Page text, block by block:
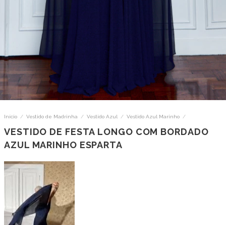
Início / Vestido de Madrinha / Vestido Azul / Vestido Azul Marinho /
VESTIDO DE FESTA LONGO COM BORDADO
AZUL MARINHO ESPARTA